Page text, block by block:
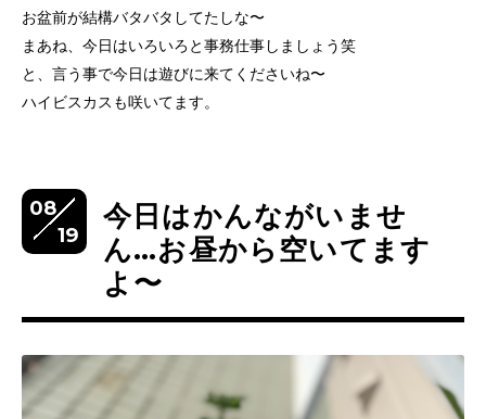
お盆前が結構バタバタしてたしな〜
まあね、今日はいろいろと事務仕事しましょう笑
と、言う事で今日は遊びに来てくださいね〜
ハイビスカスも咲いてます。
08
19
今日はかんながいませ
ん…お昼から空いてます
よ〜